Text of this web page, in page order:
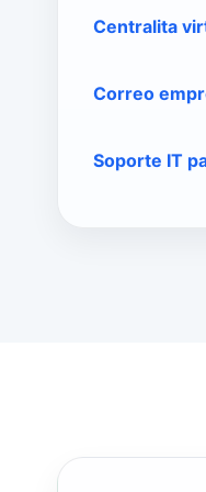
Centralita
Correo
Soporte IT